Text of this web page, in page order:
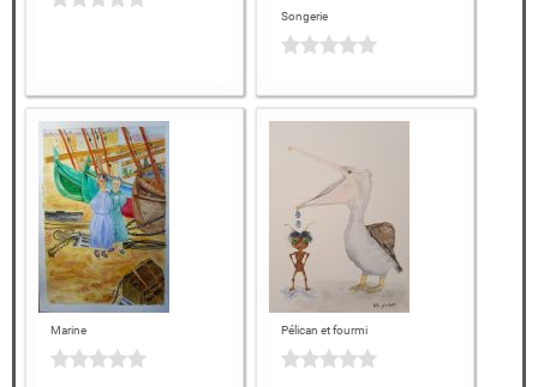
Songerie
Marine Pélican et fourmi